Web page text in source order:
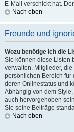
E-Mail verschickt hat.
Nach oben
Freunde und
Wozu benötige ich die
Sie können diese Listen
verwalten. Mitglieder,
persönlichen Bereich für
deren Onlinestatus und
Abhängig von dem
auch hervorgehoben
Sie seine Beiträge
Nach oben